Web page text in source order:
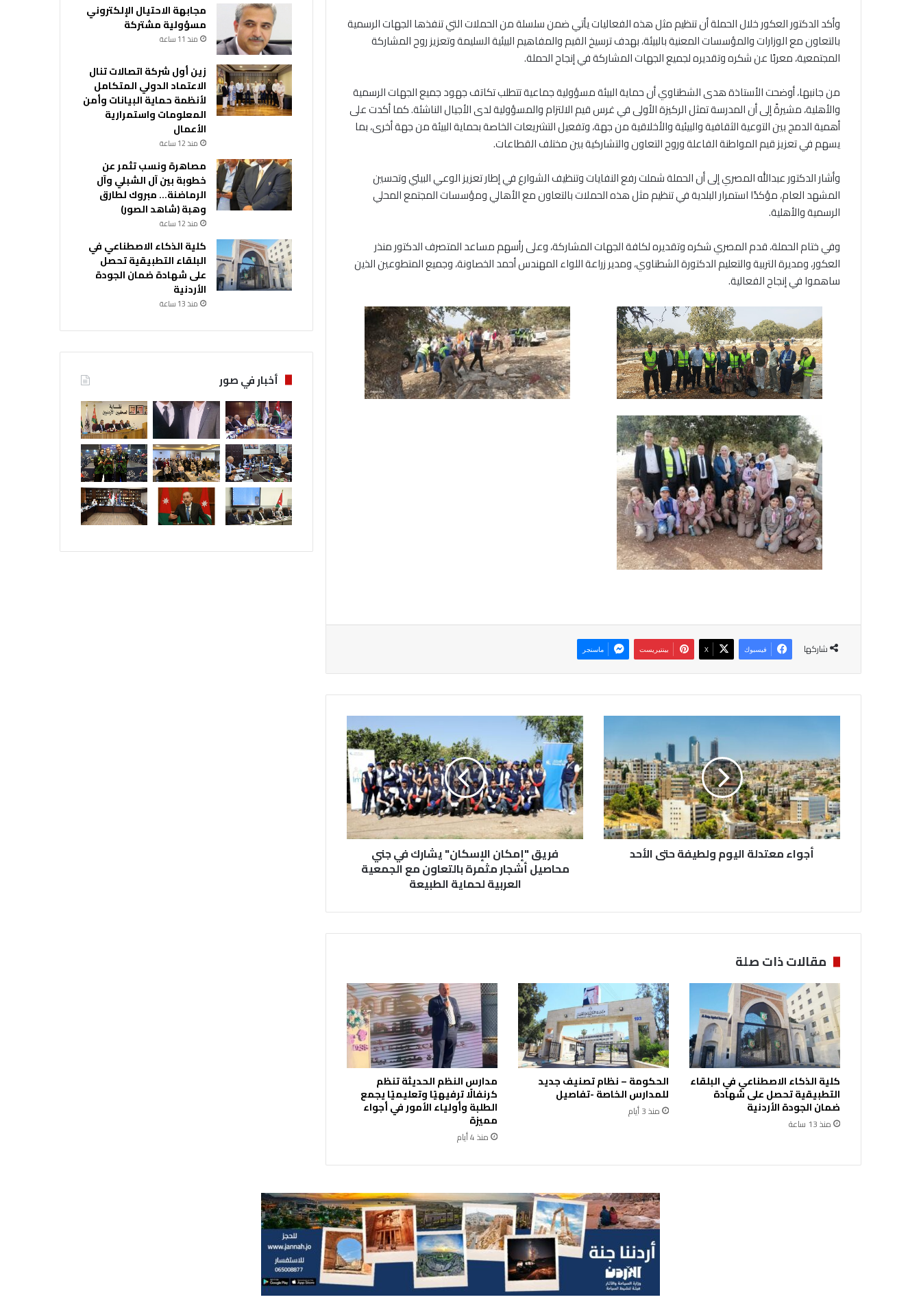
وأكد الدكتور العكور خلال الحملة أن تنظيم مثل هذه الفعاليات يأتي ضمن سلسلة من الحملات التي تنفذها الجهات الرسمية
بالتعاون مع الوزارات والمؤسسات المعنية بالبيئة، بهدف ترسيخ القيم والمفاهيم البيئية السليمة وتعزيز روح المشاركة
المجتمعية، معربًا عن شكره وتقديره لجميع الجهات المشاركة في إنجاح الحملة.
من جانبها، أوضحت الأستاذة هدى الشطناوي أن حماية البيئة مسؤولية جماعية تتطلب تكاتف جهود جميع الجهات الرسمية
والأهلية، مشيرةً إلى أن المدرسة تمثل الركيزة الأولى في غرس قيم الالتزام والمسؤولية لدى الأجيال الناشئة. كما أكدت على
أهمية الدمج بين التوعية الثقافية والبيئية والأخلاقية من جهة، وتفعيل التشريعات الخاصة بحماية البيئة من جهة أخرى، بما
يسهم في تعزيز قيم المواطنة الفاعلة وروح التعاون والتشاركية بين مختلف القطاعات.
وأشار الدكتور عبدالله المصري إلى أن الحملة شملت رفع النفايات وتنظيف الشوارع في إطار تعزيز الوعي البيئي وتحسين
المشهد العام، مؤكدًا استمرار البلدية في تنظيم مثل هذه الحملات بالتعاون مع الأهالي ومؤسسات المجتمع المحلي
الرسمية والأهلية.
وفي ختام الحملة، قدم المصري شكره وتقديره لكافة الجهات المشاركة، وعلى رأسهم مساعد المتصرف الدكتور منذر
العكور، ومديرة التربية والتعليم الدكتورة الشطناوي، ومدير زراعة اللواء المهندس أحمد الخصاونة، وجميع المتطوعين الذين
ساهموا في إنجاح الفعالية.
شاركها فيسبوك ‫X بينتيريست ماسنجر
و
ا
ء
م
ع
ت
د
ي
م
و
ل
ط
ي
ف
ة
ح
ت
ى
ا
ل
أ
ح
أجواء معتدلة اليوم ولطيفة حتى الأحد
ف
ر
ي
ق
"
إ
م
ا
س
ا
ي
ا
ر
ك
ف
ي
ج
ن
ص
ل
أ
ش
ج
ا
ث
فريق "إمكان الإسكان" يشارك في جني
محاصيل أشجار مثمرة بالتعاون مع الجمعية
العربية لحماية الطبيعة
مقالات ذات صلة
كلية الذكاء الاصطناعي في البلقاء
التطبيقية تحصل على شهادة
ضمان الجودة الأردنية
منذ 13 ساعة
الحكومة – نظام تصنيف جديد
للمدارس الخاصة -تفاصيل
منذ 3 أيام
مدارس النظم الحديثة تنظم
كرنفالًا ترفيهيًا وتعليميًا يجمع
الطلبة وأولياء الأمور في أجواء
مميزة
منذ 4 أيام
مجابهة الاحتيال الإلكتروني
مسؤولية مشتركة
منذ 11 ساعة
زين أول شركة اتصالات تنال
الاعتماد الدولي المتكامل
لأنظمة حماية البيانات وأمن
المعلومات واستمرارية
الأعمال
منذ 12 ساعة
مصاهرة ونسب تثمر عن
خطوبة بين آل الشبلي وآل
الرماضنة… مبروك لطارق
وهبة (شاهد الصور)
منذ 12 ساعة
كلية الذكاء الاصطناعي في
البلقاء التطبيقية تحصل
على شهادة ضمان الجودة
الأردنية
منذ 13 ساعة
أخبار في صور